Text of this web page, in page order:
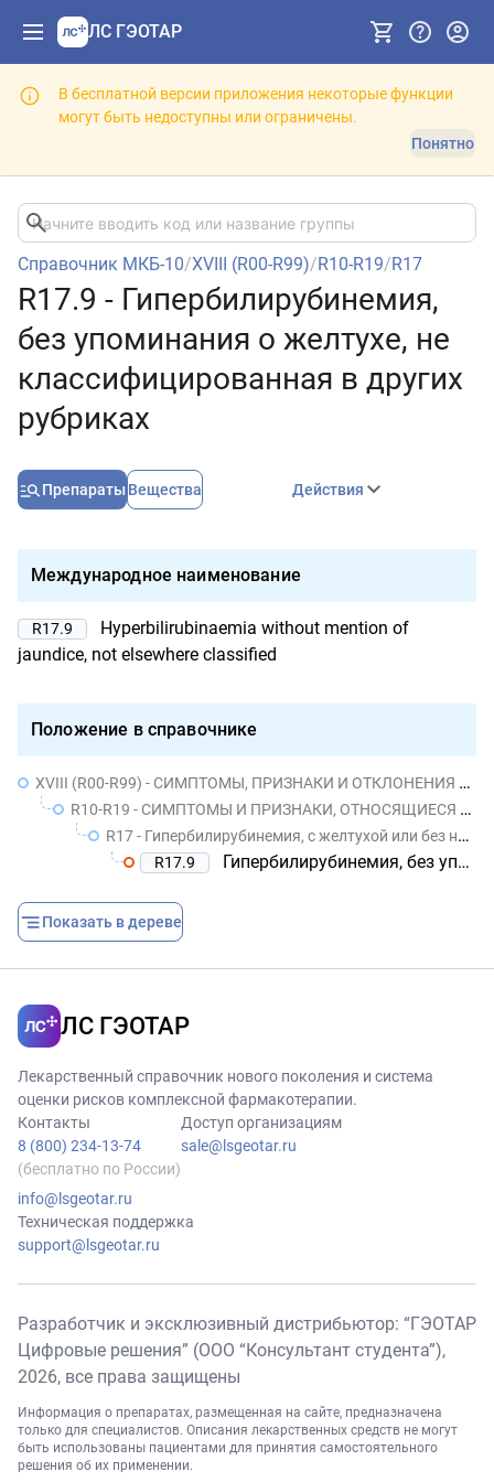
ЛС ГЭОТАР
В бесплатной версии приложения некоторые функции
могут быть недоступны или ограничены.
Понятно
Справочник МКБ-10/XVIII (R00-R99)/R10-R19/R17
R17.9 - Гипербилирубинемия,
без упоминания о желтухе, не
классифицированная в других
рубриках
Препараты Вещества Действия
Международное наименование
R17.9
Hyperbilirubinaemia without mention of
jaundice, not elsewhere classified
Положение в справочнике
XVIII (R00-R99) - СИМПТОМЫ, ПРИЗНАКИ И ОТКЛОНЕНИЯ ОТ НОРМЫ, ВЫЯВЛЕННЫЕ ПРИ КЛИНИЧЕСКИХ И ЛАБОРАТОРНЫХ ИССЛЕДОВАНИЯХ, НЕ КЛАССИФИЦИРОВАННЫЕ В ДРУГИХ РУБРИКАХ
R10-R19 - СИМПТОМЫ И ПРИЗНАКИ, ОТНОСЯЩИЕСЯ К СИСТЕМЕ ПИЩЕВАРЕНИЯ И БРЮШНОЙ ПОЛОСТИ
R17 - Гипербилирубинемия, с желтухой или без нее, не классифицированная в других рубриках
R17.9
Гипербилирубинемия, без упоминания о желтухе, не классифицированная в других рубриках
Показать в дереве
ЛС ГЭОТАР
Лекарственный справочник нового поколения и система
оценки рисков комплексной фармакотерапии.
Контакты
8 (800) 234-13-74
(бесплатно по России)
info@lsgeotar.ru
Доступ организациям
sale@lsgeotar.ru
Техническая поддержка
support@lsgeotar.ru
Разработчик и эксклюзивный дистрибьютор: “ГЭОТАР
Цифровые решения” (ООО “Консультант студента”),
2026, все права защищены
Информация о препаратах, размещенная на сайте, предназначена
только для специалистов. Описания лекарственных средств не могут
быть использованы пациентами для принятия самостоятельного
решения об их применении.